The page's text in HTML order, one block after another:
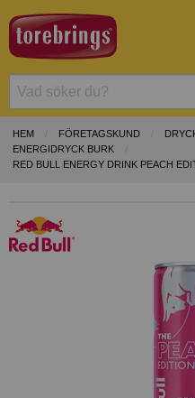
HEM FÖRETAGSKUND
ENERGIDRYCK BURK
RED BULL ENERGY DRINK PEACH